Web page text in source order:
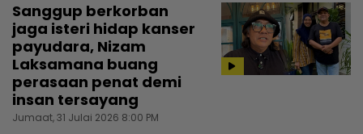
Sanggup berkorban
jaga isteri hidap kanser
payudara, Nizam
Laksamana buang
perasaan penat demi
insan tersayang
Jumaat, 31 Julai 2026 8:00 PM